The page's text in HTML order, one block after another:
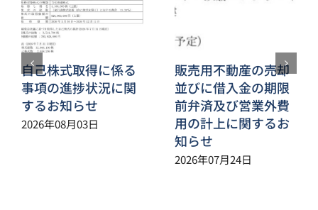
自己株式取得に係る
事項の進捗状況に関
するお知らせ
2026年08月03日
販売用不動産の売却
並びに借入金の期限
前弁済及び営業外費
用の計上に関するお
知らせ
2026年07月24日